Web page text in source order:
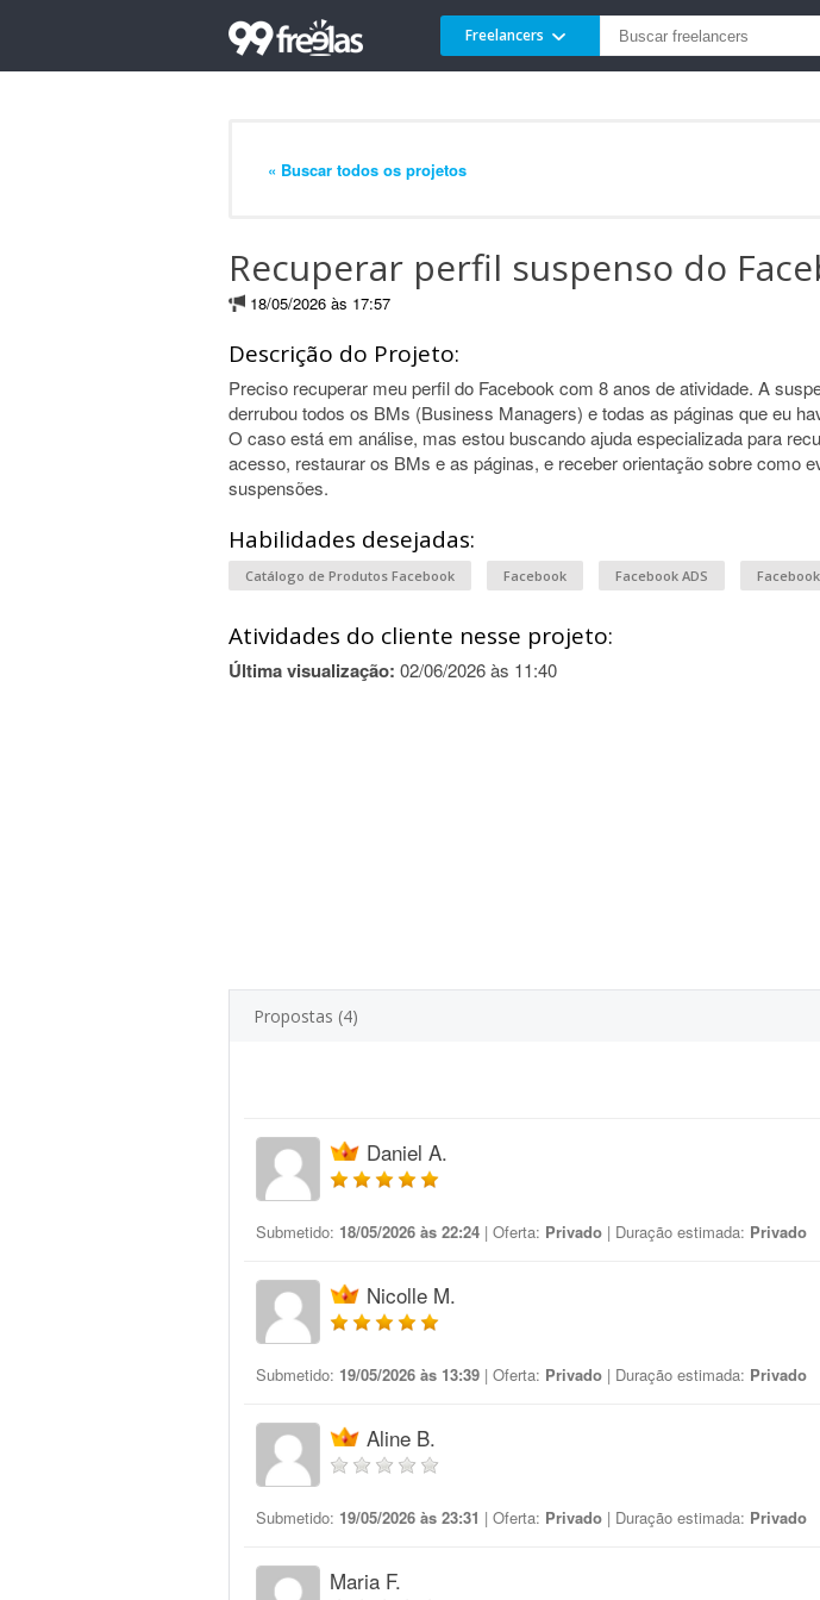
Freelancers
« Buscar todos os projetos
Recuperar perfil suspenso do
18/05/2026 às 17:57
Descrição do Projeto:
Preciso recuperar meu perfil do Facebook com 8 anos de atividade. A
derrubou todos os BMs (Business Managers) e todas as páginas que eu
O caso está em análise, mas estou buscando ajuda especializada para
acesso, restaurar os BMs e as páginas, e receber orientação sobre como
suspensões.
Habilidades desejadas:
Catálogo de Produtos Facebook Facebook Facebook ADS Facebook
Atividades do cliente nesse projeto:
Última visualização: 02/06/2026 às 11:40
Propostas (4)
Daniel A.
Submetido: 18/05/2026 às 22:24 | Oferta: Privado | Duração estimada: Privado
Nicolle M.
Submetido: 19/05/2026 às 13:39 | Oferta: Privado | Duração estimada: Privado
Aline B.
Submetido: 19/05/2026 às 23:31 | Oferta: Privado | Duração estimada: Privado
Maria F.